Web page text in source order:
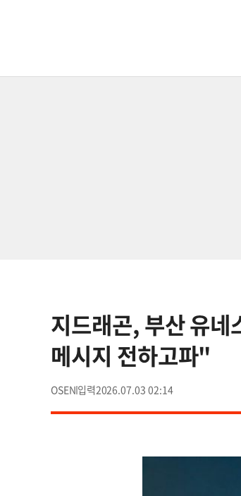
지드래곤, 부산 유
메시지 전하고파"
OSEN 2026.07.03 02:14